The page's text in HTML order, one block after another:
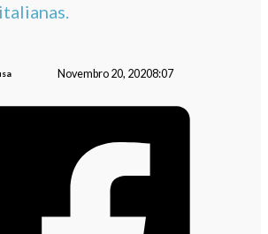
Novembro 20, 20208:07